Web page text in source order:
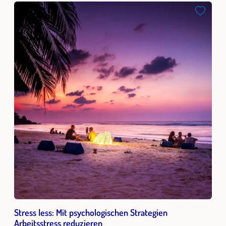
Stress less: Mit psychologischen Strategien
Arbeitsstress reduzieren